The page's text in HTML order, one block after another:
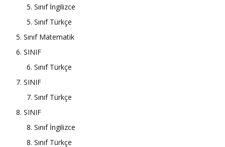
5. Sınıf İngilizce
5. Sınıf Türkçe
5. Sınıf Matematik
6. SINIF
6. Sınıf Türkçe
7. SINIF
7. Sınıf Türkçe
8. SINIF
8. Sınıf İngilizce
8. Sınıf Türkçe